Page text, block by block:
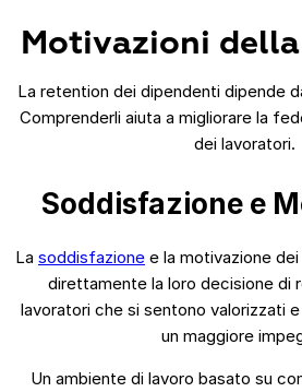
Motivazioni
La retention dei dipendenti dipende
Comprenderli aiuta a migliorare la
dei lavoratori.
Soddisfazione e
La soddisfazione e la motivazione
direttamente la loro decisione di
lavoratori che si sentono valorizzati
un maggiore
Un ambiente di lavoro basato su